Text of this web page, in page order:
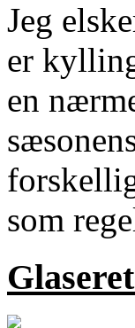
Jeg
er
en
som